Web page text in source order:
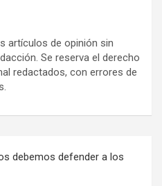
artículos de opinión sin
Se reserva el derecho
redactados, con errores de
debemos defender a los